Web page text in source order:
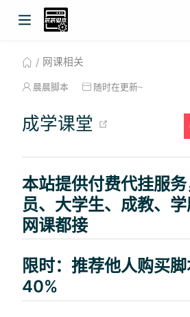
网课相关
晨晨脚本 随时在更新~
成学课堂 (opens
本站提供付费代挂服
员、大学生、成教、
网课都接
限时：推荐他人购买
40%